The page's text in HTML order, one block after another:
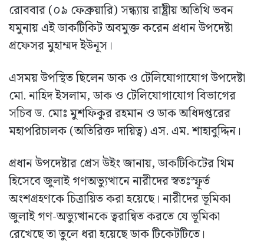
রোববার (০৯ ফেব্রুয়ারি) সন্ধ্যায় রাষ্ট্রীয় অতিথি ভবন
যমুনায় এই ডাকটিকিট অবমুক্ত করেন প্রধান উপদেষ্টা
প্রফেসর মুহাম্মদ ইউনূস।
এসময় উপস্থিত ছিলেন ডাক ও টেলিযোগাযোগ উপদেষ্টা
মো. নাহিদ ইসলাম, ডাক ও টেলিযোগাযোগ বিভাগের
সচিব ড. মোঃ মুশফিকুর রহমান ও ডাক অধিদপ্তরের
মহাপরিচালক (অতিরিক্ত দায়িত্ব) এস. এম. শাহাবুদ্দিন।
প্রধান উপদেষ্টার প্রেস উইং জানায়, ডাকটিকিটের থিম
হিসেবে জুলাই গণঅভ্যুত্থানে নারীদের স্বতঃস্ফূর্ত
অংশগ্রহণকে চিত্রায়িত করা হয়েছে। নারীদের ভূমিকা
জুলাই গণ-অভ্যুত্থানকে ত্বরান্বিত করতে যে ভূমিকা
রেখেছে তা তুলে ধরা হয়েছে ডাক টিকেটটিতে।